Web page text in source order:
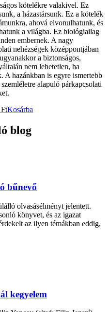
kötelékre valakivel. Ez
a házastársunk. Ez a kötelék
ahová elvonulhatunk, és
a világba. Ez biológiailag
embernek. A nagy
nehézségek középpontjában
a biztonságos,
nem lehetetlen, ha
A hazánkban is egyre ismertebb
alapuló párkapcsolati
FtKosárba
blog
bűnevő
olvasásélményt jelentett.
könyvet, és az igazat
az ilyen témákban eddig,
kegyelem